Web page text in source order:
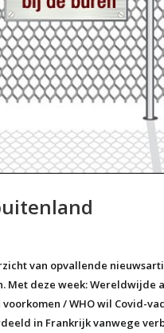
van opvallende
deze week: Wereldwijde
/ WHO wil Covid-
in Frankrijk vanwege